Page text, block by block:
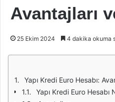
Avantajları
25 Ekim 2024 4 dakika okuma
Yapı Kredi Euro Hesabı:
Yapı Kredi Euro Hesabı